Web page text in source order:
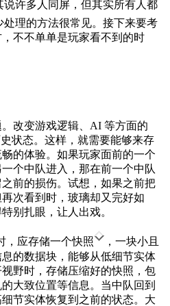
说许多人同屏，但其实所有人都
处理的方法很常见。接下来要考
不不单单是玩家看不到的时
改变游戏逻辑、AI 等方面的
状态。这样，就需要能够来存
的体验。如果玩家面前的一个
个中队进入，那在前一个中队
前的损伤。试想，如果之前把
次看到时，玻璃却又完好如
别扎眼，让人出戏。
，应存储一个快照
，一块小且
的数据块，能够从低细节实体
野时，存储压缩好的快照，包
大致位置等信息。当中队回到
节实体恢复到之前的状态。大